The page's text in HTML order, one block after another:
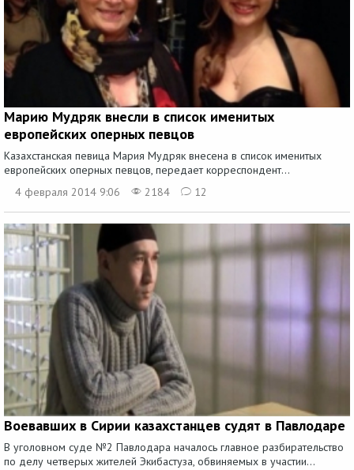
Марию Мудряк внесли в список именитых
европейских оперных певцов
Казахстанская певица Мария Мудряк внесена в список именитых
европейских оперных певцов, передает корреспондент...
4 февраля 2014 9:06
2184 12
Воевавших в Сирии казахстанцев судят в Павлодаре
В уголовном суде №2 Павлодара началось главное разбирательство
по делу четверых жителей Экибастуза, обвиняемых в участии...